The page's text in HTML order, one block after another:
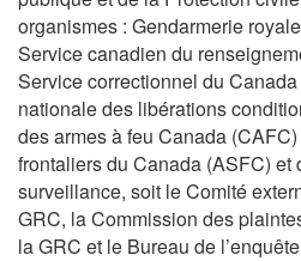
organismes : Gendarmerie
Service canadien du
Service correctionnel du
nationale des libérations
des armes à feu Canada
frontaliers du Canada (ASFC) et
surveillance, soit le Comité
GRC, la Commission des
la GRC et le Bureau de